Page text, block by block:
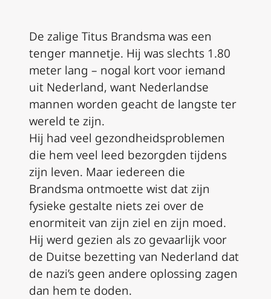
De zalige Titus Brandsma was een
tenger mannetje. Hij was slechts 1.80
meter lang – nogal kort voor iemand
uit Nederland, want Nederlandse
mannen worden geacht de langste ter
wereld te zijn.
Hij had veel gezondheidsproblemen
die hem veel leed bezorgden tijdens
zijn leven. Maar iedereen die
Brandsma ontmoette wist dat zijn
fysieke gestalte niets zei over de
enormiteit van zijn ziel en zijn moed.
Hij werd gezien als zo gevaarlijk voor
de Duitse bezetting van Nederland dat
de nazi’s geen andere oplossing zagen
dan hem te doden.